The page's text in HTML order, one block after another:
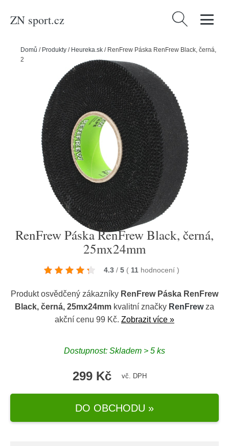
ZN sport.cz Vyhledávání
Domů / Produkty / Heureka.sk / RenFrew Páska RenFrew Black, černá,
25mx24mm
RenFrew Páska RenFrew Black, černá,
25mx24mm
4.3 / 5 ( 11 hodnocení )
Produkt osvědčený zákazníky RenFrew Páska RenFrew
Black, černá, 25mx24mm kvalitní značky RenFrewza
akční cenu 99 Kč. Zobrazit více »
Dostupnost: Skladem > 5 ks
299 Kč vč. DPH
DO OBCHODU »